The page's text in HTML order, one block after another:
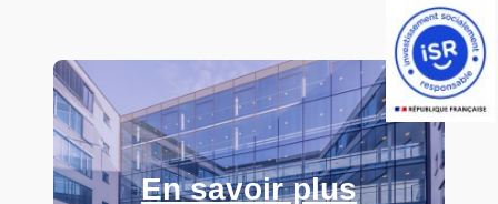
En savoir plus